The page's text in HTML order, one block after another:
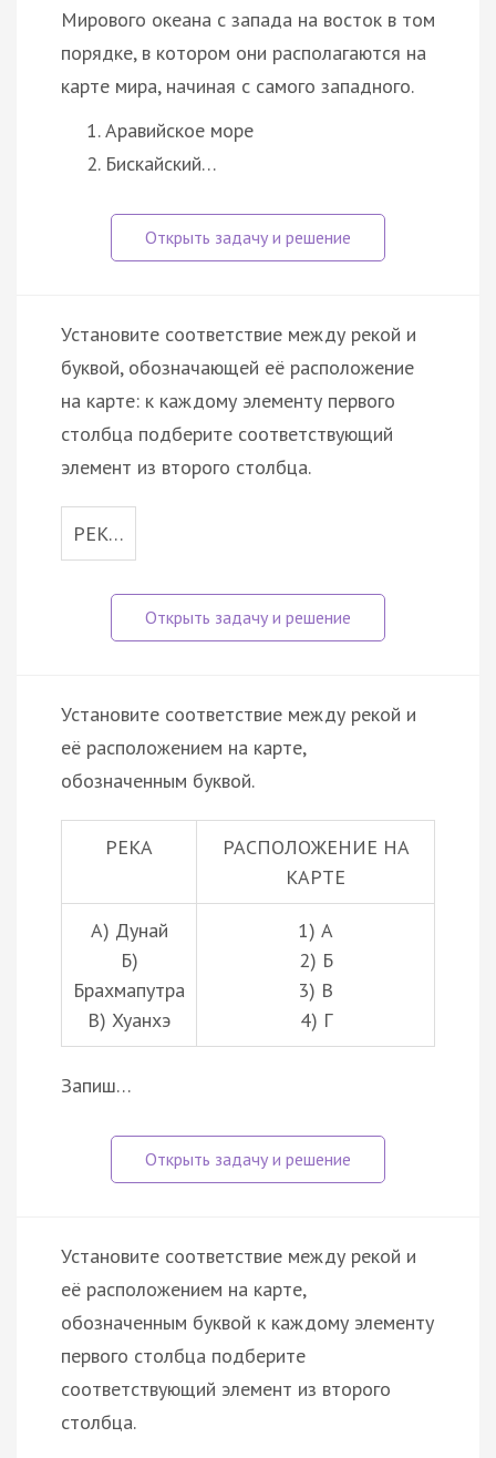
Мирового океана с запада на восток в том
порядке, в котором они располагаются на
карте мира, начиная с самого западного.
Аравийское море
Бискайский…
Установите соответствие между рекой и
буквой, обозначающей её расположение
на карте: к каждому элементу первого
столбца подберите соответствующий
элемент из второго столбца.
РЕК…
Установите соответствие между рекой и
её расположением на карте,
обозначенным буквой.
РЕКА
РАСПОЛОЖЕНИЕ НА
КАРТЕ
А) Дунай
Б)
Брахмапутра
В) Хуанхэ
1) А
2) Б
3) В
4) Г
Запиш…
Установите соответствие между рекой и
её расположением на карте,
обозначенным буквой к каждому элементу
первого столбца подберите
соответствующий элемент из второго
столбца.